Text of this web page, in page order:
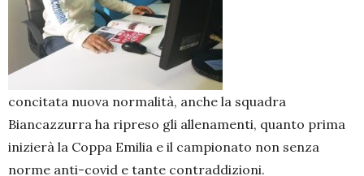
concitata nuova normalità, anche la squadra
Biancazzurra ha ripreso gli allenamenti, quanto prima
inizierà la Coppa Emilia e il campionato non senza
norme anti-covid e tante contraddizioni.